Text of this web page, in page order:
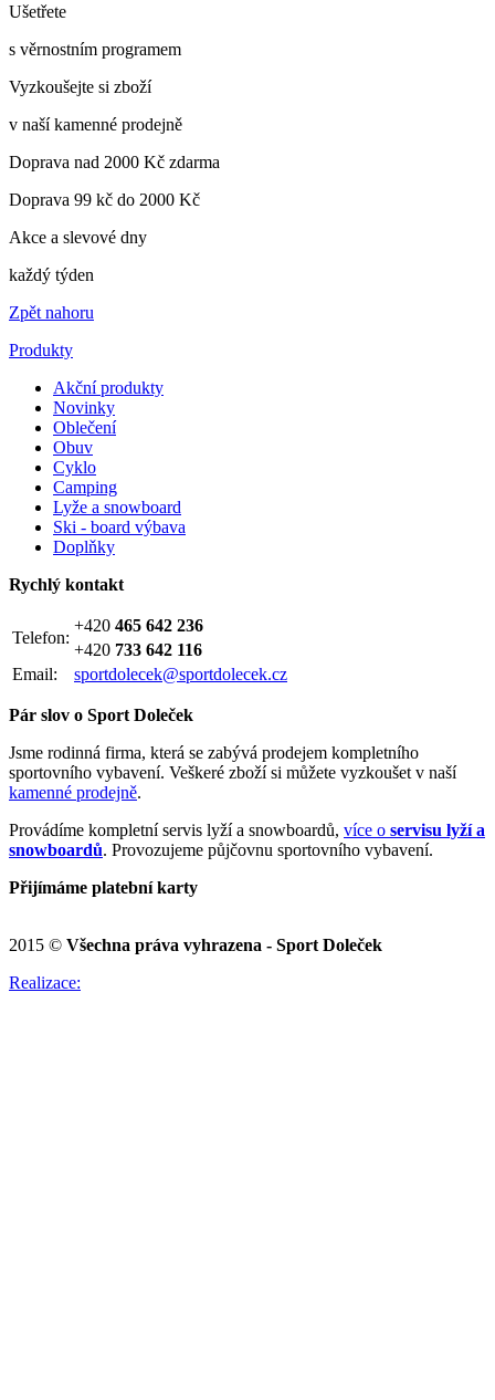
Ušetřete
s věrnostním programem
Vyzkoušejte si zboží
v naší kamenné prodejně
Doprava nad 2000 Kč zdarma
Doprava 99 kč do 2000 Kč
Akce a slevové dny
každý týden
Zpět nahoru
Produkty
Akční produkty
Novinky
Oblečení
Obuv
Cyklo
Camping
Lyže a snowboard
Ski - board výbava
Doplňky
Rychlý kontakt
Telefon:
+420 465 642 236
+420 733 642 116
Email:
sportdolecek@sportdolecek.cz
Pár slov o Sport Doleček
Jsme rodinná firma, která se zabývá prodejem kompletního
sportovního vybavení. Veškeré zboží si můžete vyzkoušet v naší
kamenné prodejně.
Provádíme kompletní servis lyží a snowboardů, více o servisu lyží a
snowboardů. Provozujeme půjčovnu sportovního vybavení.
Přijímáme platební karty
2015 © Všechna práva vyhrazena - Sport Doleček
Realizace: